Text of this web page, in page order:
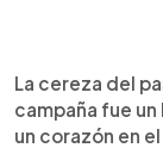
La cereza del
campaña fue
un corazón en